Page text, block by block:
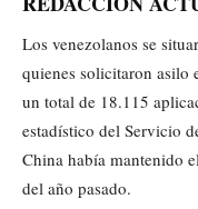
Los venezolanos se
quienes solicitaron asilo
un total de 18.115
estadístico del Servicio
China había mantenido
del año pasado.